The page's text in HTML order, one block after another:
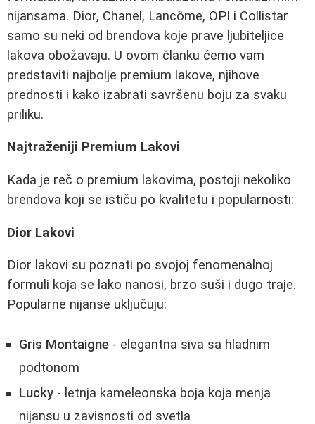
nijansama. Dior, Chanel, Lancôme, OPI i Collistar
samo su neki od brendova koje prave ljubiteljice
lakova obožavaju. U ovom članku ćemo vam
predstaviti najbolje premium lakove, njihove
prednosti i kako izabrati savršenu boju za svaku
priliku.
Najtraženiji Premium Lakovi
Kada je reč o premium lakovima, postoji nekoliko
brendova koji se ističu po kvalitetu i popularnosti:
Dior Lakovi
Dior lakovi su poznati po svojoj fenomenalnoj
formuli koja se lako nanosi, brzo suši i dugo traje.
Popularne nijanse uključuju:
Gris Montaigne - elegantna siva sa hladnim
podtonom
Lucky - letnja kameleonska boja koja menja
nijansu u zavisnosti od svetla